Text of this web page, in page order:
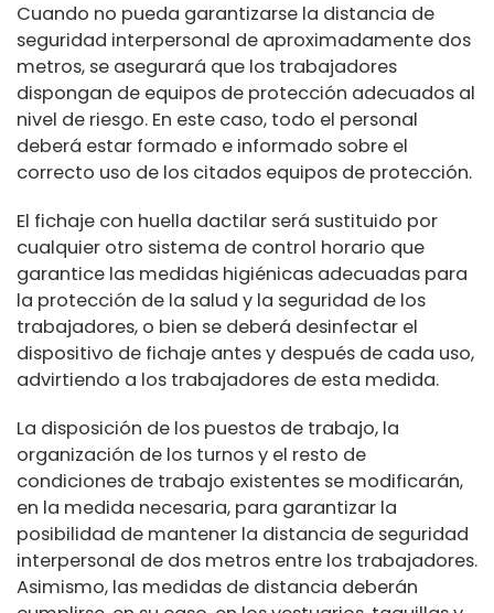
Cuando no pueda garantizarse la distancia de
seguridad interpersonal de aproximadamente dos
metros, se asegurará que los trabajadores
dispongan de equipos de protección adecuados al
nivel de riesgo. En este caso, todo el personal
deberá estar formado e informado sobre el
correcto uso de los citados equipos de protección.
El fichaje con huella dactilar será sustituido por
cualquier otro sistema de control horario que
garantice las medidas higiénicas adecuadas para
la protección de la salud y la seguridad de los
trabajadores, o bien se deberá desinfectar el
dispositivo de fichaje antes y después de cada uso,
advirtiendo a los trabajadores de esta medida.
La disposición de los puestos de trabajo, la
organización de los turnos y el resto de
condiciones de trabajo existentes se modificarán,
en la medida necesaria, para garantizar la
posibilidad de mantener la distancia de seguridad
interpersonal de dos metros entre los trabajadores.
Asimismo, las medidas de distancia deberán